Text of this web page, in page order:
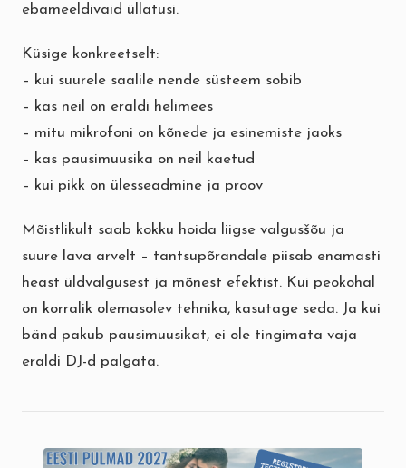
ebameeldivaid üllatusi.
Küsige konkreetselt:
– kui suurele saalile nende süsteem sobib
– kas neil on eraldi helimees
– mitu mikrofoni on kõnede ja esinemiste jaoks
– kas pausimuusika on neil kaetud
– kui pikk on ülesseadmine ja proov
Mõistlikult saab kokku hoida liigse valgusšõu ja
suure lava arvelt – tantsupõrandale piisab enamasti
heast üldvalgusest ja mõnest efektist. Kui peokohal
on korralik olemasolev tehnika, kasutage seda. Ja kui
bänd pakub pausimuusikat, ei ole tingimata vaja
eraldi DJ-d palgata.